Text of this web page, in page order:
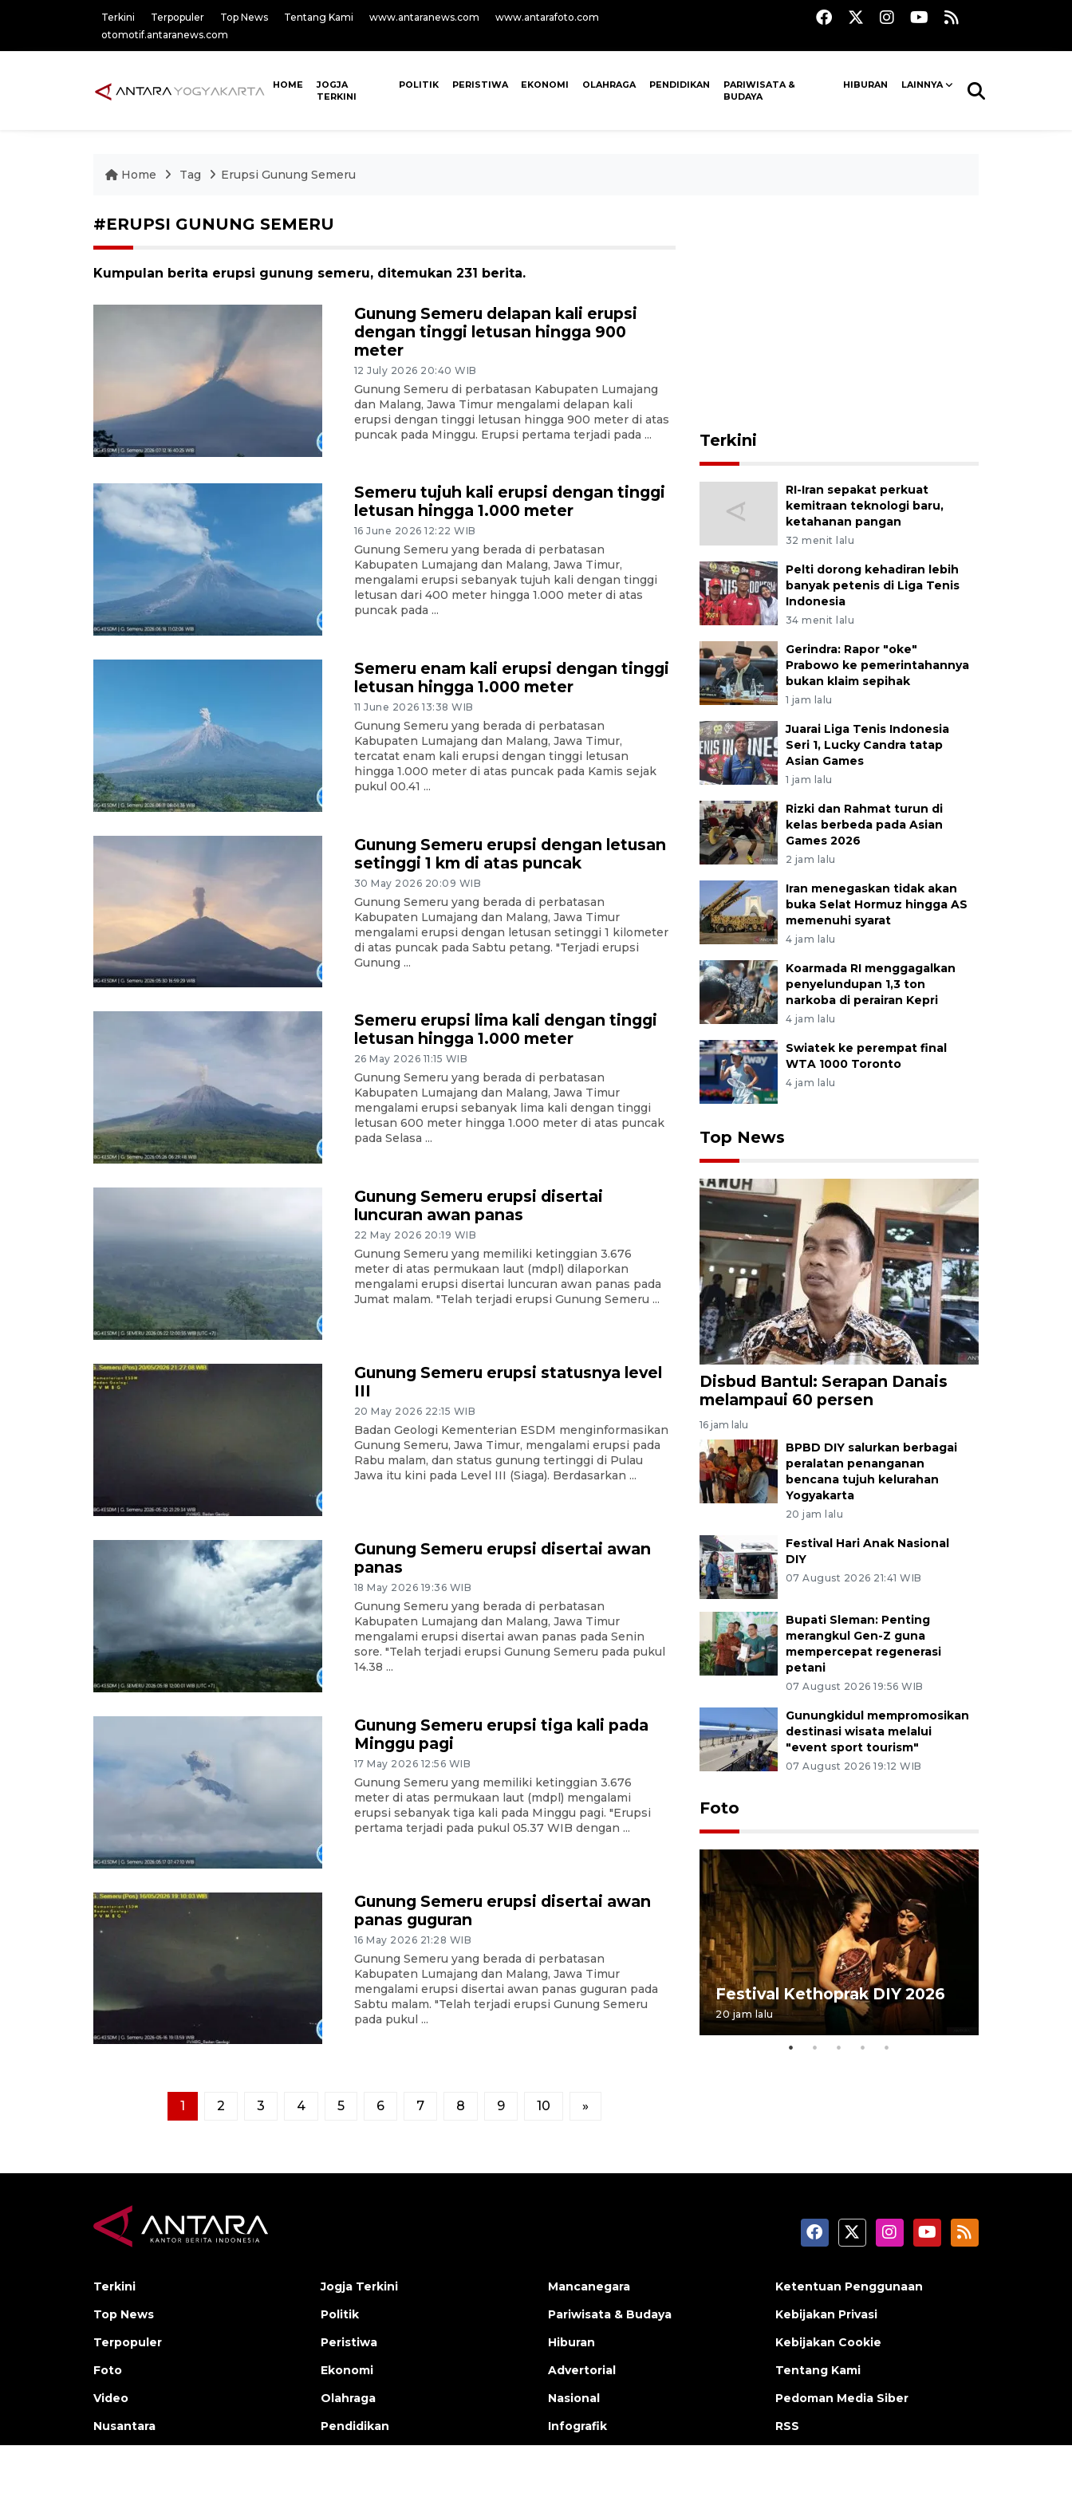
Terkini Terpopuler Top News Tentang Kami www.antaranews.com
www.antarafoto.com
otomotif.antaranews.com
HOME
JOGJA
TERKINI
POLITIK PERISTIWA EKONOMI OLAHRAGA PENDIDIKAN
PARIWISATA &
BUDAYA
HIBURAN LAINNYA
Home Tag Erupsi Gunung Semeru
#ERUPSI GUNUNG SEMERU
Kumpulan berita erupsi gunung semeru, ditemukan 231 berita.
Gunung Semeru delapan kali erupsi
dengan tinggi letusan hingga 900
meter
12 July 2026 20:40 WIB
Gunung Semeru di perbatasan Kabupaten Lumajang
dan Malang, Jawa Timur mengalami delapan kali
erupsi dengan tinggi letusan hingga 900 meter di atas
puncak pada Minggu. Erupsi pertama terjadi pada ...
Semeru tujuh kali erupsi dengan tinggi
letusan hingga 1.000 meter
16 June 2026 12:22 WIB
Gunung Semeru yang berada di perbatasan
Kabupaten Lumajang dan Malang, Jawa Timur,
mengalami erupsi sebanyak tujuh kali dengan tinggi
letusan dari 400 meter hingga 1.000 meter di atas
puncak pada ...
Semeru enam kali erupsi dengan tinggi
letusan hingga 1.000 meter
11 June 2026 13:38 WIB
Gunung Semeru yang berada di perbatasan
Kabupaten Lumajang dan Malang, Jawa Timur,
tercatat enam kali erupsi dengan tinggi letusan
hingga 1.000 meter di atas puncak pada Kamis sejak
pukul 00.41 ...
Gunung Semeru erupsi dengan letusan
setinggi 1 km di atas puncak
30 May 2026 20:09 WIB
Gunung Semeru yang berada di perbatasan
Kabupaten Lumajang dan Malang, Jawa Timur
mengalami erupsi dengan letusan setinggi 1 kilometer
di atas puncak pada Sabtu petang. "Terjadi erupsi
Gunung ...
Semeru erupsi lima kali dengan tinggi
letusan hingga 1.000 meter
26 May 2026 11:15 WIB
Gunung Semeru yang berada di perbatasan
Kabupaten Lumajang dan Malang, Jawa Timur
mengalami erupsi sebanyak lima kali dengan tinggi
letusan 600 meter hingga 1.000 meter di atas puncak
pada Selasa ...
Gunung Semeru erupsi disertai
luncuran awan panas
22 May 2026 20:19 WIB
Gunung Semeru yang memiliki ketinggian 3.676
meter di atas permukaan laut (mdpl) dilaporkan
mengalami erupsi disertai luncuran awan panas pada
Jumat malam. "Telah terjadi erupsi Gunung Semeru ...
Gunung Semeru erupsi statusnya level
III
20 May 2026 22:15 WIB
Badan Geologi Kementerian ESDM menginformasikan
Gunung Semeru, Jawa Timur, mengalami erupsi pada
Rabu malam, dan status gunung tertinggi di Pulau
Jawa itu kini pada Level III (Siaga). Berdasarkan ...
Gunung Semeru erupsi disertai awan
panas
18 May 2026 19:36 WIB
Gunung Semeru yang berada di perbatasan
Kabupaten Lumajang dan Malang, Jawa Timur
mengalami erupsi disertai awan panas pada Senin
sore. "Telah terjadi erupsi Gunung Semeru pada pukul
14.38 ...
Gunung Semeru erupsi tiga kali pada
Minggu pagi
17 May 2026 12:56 WIB
Gunung Semeru yang memiliki ketinggian 3.676
meter di atas permukaan laut (mdpl) mengalami
erupsi sebanyak tiga kali pada Minggu pagi. "Erupsi
pertama terjadi pada pukul 05.37 WIB dengan ...
Gunung Semeru erupsi disertai awan
panas guguran
16 May 2026 21:28 WIB
Gunung Semeru yang berada di perbatasan
Kabupaten Lumajang dan Malang, Jawa Timur
mengalami erupsi disertai awan panas guguran pada
Sabtu malam. "Telah terjadi erupsi Gunung Semeru
pada pukul ...
1 2 3 4 5 6 7 8 9 10 »
Terkini
RI-Iran sepakat perkuat
kemitraan teknologi baru,
ketahanan pangan
32 menit lalu
Pelti dorong kehadiran lebih
banyak petenis di Liga Tenis
Indonesia
34 menit lalu
Gerindra: Rapor "oke"
Prabowo ke pemerintahannya
bukan klaim sepihak
1 jam lalu
Juarai Liga Tenis Indonesia
Seri 1, Lucky Candra tatap
Asian Games
1 jam lalu
Rizki dan Rahmat turun di
kelas berbeda pada Asian
Games 2026
2 jam lalu
Iran menegaskan tidak akan
buka Selat Hormuz hingga AS
memenuhi syarat
4 jam lalu
Koarmada RI menggagalkan
penyelundupan 1,3 ton
narkoba di perairan Kepri
4 jam lalu
Swiatek ke perempat final
WTA 1000 Toronto
4 jam lalu
Top News
Disbud Bantul: Serapan Danais
melampaui 60 persen
16 jam lalu
BPBD DIY salurkan berbagai
peralatan penanganan
bencana tujuh kelurahan
Yogyakarta
20 jam lalu
Festival Hari Anak Nasional
DIY
07 August 2026 21:41 WIB
Bupati Sleman: Penting
merangkul Gen-Z guna
mempercepat regenerasi
petani
07 August 2026 19:56 WIB
Gunungkidul mempromosikan
destinasi wisata melalui
"event sport tourism"
07 August 2026 19:12 WIB
Foto
Pasokan hortikultura
melimpah picu deflasi DIY
06 August 2026 11:37 WIB
Festival Kethoprak DIY 2026
20 jam lalu
Terkini
Top News
Terpopuler
Foto
Video
Nusantara
Jogja Terkini
Politik
Peristiwa
Ekonomi
Olahraga
Pendidikan
Mancanegara
Pariwisata & Budaya
Hiburan
Advertorial
Nasional
Infografik
Ketentuan Penggunaan
Kebijakan Privasi
Kebijakan Cookie
Tentang Kami
Pedoman Media Siber
RSS